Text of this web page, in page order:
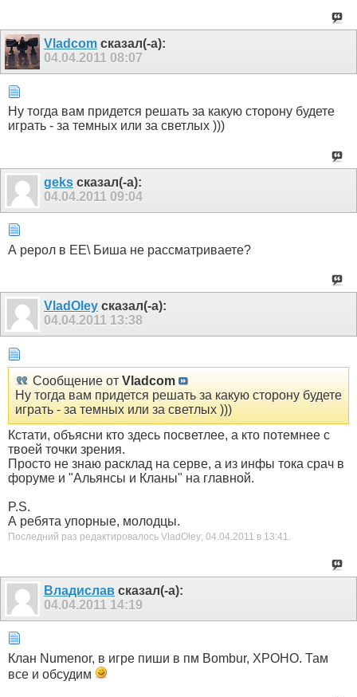
Vladcom сказал(-а):
04.04.2011 08:07
Ну тогда вам придется решать за какую сторону будете
играть - за темных или за светлых )))
geks сказал(-а):
04.04.2011 09:04
А рерол в ЕЕ\ Биша не рассматриваете?
VladOley сказал(-а):
04.04.2011 13:38
Сообщение от Vladcom
Ну тогда вам придется решать за какую сторону будете
играть - за темных или за светлых )))
Кстати, объясни кто здесь посветлее, а кто потемнее с
твоей точки зрения.
Просто не знаю расклад на серве, а из инфы тока срач в
форуме и "Альянсы и Кланы" на главной.
P.S.
А ребята упорные, молодцы.
Последний раз редактировалось VladOley; 04.04.2011 в 13:41.
Владислав сказал(-а):
04.04.2011 14:19
Клан Numenor, в игре пиши в пм Bombur, XPOHO. Там
все и обсудим